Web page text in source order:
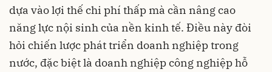
dựa vào lợi thế chi phí thấp mà cần nâng cao
năng lực nội sinh của nền kinh tế. Điều này đòi
hỏi chiến lược phát triển doanh nghiệp trong
nước, đặc biệt là doanh nghiệp công nghiệp hỗ